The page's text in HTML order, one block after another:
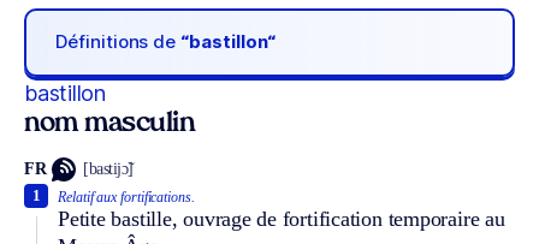
Définitions de “bastillon“
bastillon
nom masculin
FR [bastijɔ̃]
Relatif aux fortifications.
Petite bastille, ouvrage de fortification temporaire au
1